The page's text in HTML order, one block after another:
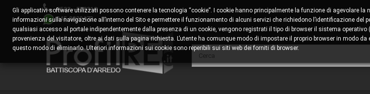
0522 - 578310
345.8829473
Gli applicativi software utilizzati possono contenere la tecnologia “cookie”. I cookie hanno principalmente la funzione di agevolare la
informazioni sulla navigazione all’interno del Sito e permettere il funzionamento di alcuni servizi che richiedono l’identificazione del
qualsiasi accesso al portale indipendentemente dalla presenza di un cookie, vengono registrati il tipo di browser il sistema operativo
provenienza del visitatore, oltre ai dati sulla pagina richiesta. L’utente ha comunque modo di impostare il proprio browser in modo
questo modo di eliminarlo. Ulteriori informazioni sui cookie sono reperibili sui siti web dei forniti di browser.